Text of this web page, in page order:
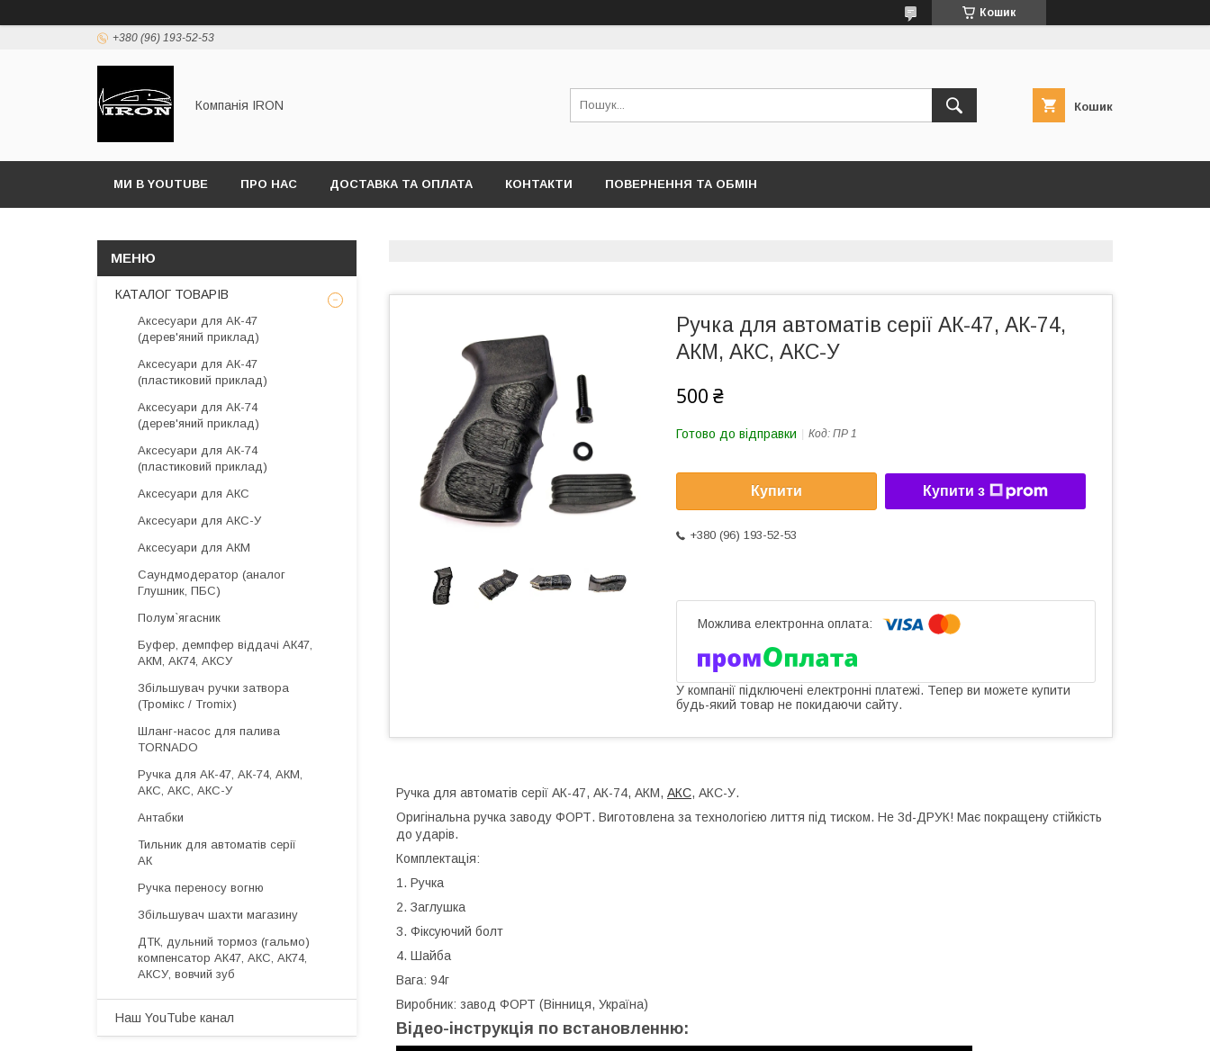
Кошик
+380 (96) 193-52-53
Компанія IRON Кошик
МИ В YOUTUBE ПРО НАС ДОСТАВКА ТА ОПЛАТА КОНТАКТИ ПОВЕРНЕННЯ ТА ОБМІН
Ручка для автоматів серії АК-47, АК-74,
АКМ, АКС, АКС-У
500 ₴
Готово до відправки Код: ПР 1
Купити Купити з
+380 (96) 193-52-53
У компанії підключені електронні платежі. Тепер ви можете купити
будь-який товар не покидаючи сайту.
Ручка для автоматів серії АК-47, АК-74, АКМ, АКС, АКС-У.
Оригінальна ручка заводу ФОРТ. Виготовлена за технологією лиття під тиском. Не 3d-ДРУК! Має покращену стійкість
до ударів.
Комплектація:
1. Ручка
2. Заглушка
3. Фіксуючий болт
4. Шайба
Вага: 94г
Виробник: завод ФОРТ (Вінниця, Україна)
Відео-інструкція по встановленню:
КАТАЛОГ ТОВАРІВ
Аксесуари для АК-47
(дерев'яний приклад)
Аксесуари для АК-47
(пластиковий приклад)
Аксесуари для АК-74
(дерев'яний приклад)
Аксесуари для АК-74
(пластиковий приклад)
Аксесуари для АКС
Аксесуари для АКС-У
Аксесуари для АКМ
Саундмодератор (аналог
Глушник, ПБС)
Полум`ягасник
Буфер, демпфер віддачі АК47,
АКМ, АК74, АКСУ
Збільшувач ручки затвора
(Тромікс / Tromix)
Шланг-насос для палива
TORNADO
Ручка для АК-47, АК-74, АКМ,
АКС, АКС, АКС-У
Антабки
Тильник для автоматів серії
АК
Ручка переносу вогню
Збільшувач шахти магазину
ДТК, дульний тормоз (гальмо)
компенсатор АК47, АКС, АК74,
АКСУ, вовчий зуб
Наш YouTube канал